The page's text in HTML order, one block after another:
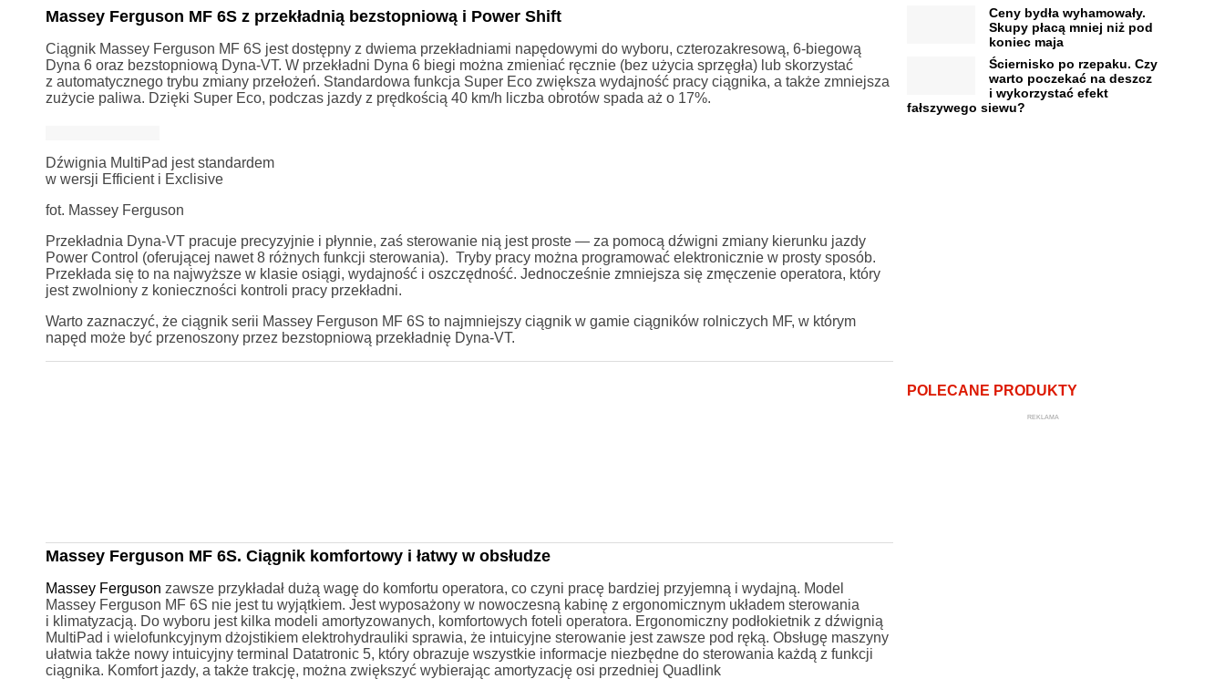
Massey Ferguson MF 6S z przekładnią bezstopniową i Power Shift
Ciągnik Massey Ferguson MF 6S jest dostępny z dwiema przekładniami napędowymi do wyboru, czterozakresową, 6-biegową
Dyna 6 oraz bezstopniową Dyna-VT. W przekładni Dyna 6 biegi można zmieniać ręcznie (bez użycia sprzęgła) lub skorzystać
z automatycznego trybu zmiany przełożeń. Standardowa funkcja Super Eco zwiększa wydajność pracy ciągnika, a także zmniejsza
zużycie paliwa. Dzięki Super Eco, podczas jazdy z prędkością 40 km/h liczba obrotów spada aż o 17%.
Dźwignia MultiPad jest standardem
w wersji Efficient i Exclisive
fot. Massey Ferguson
Przekładnia Dyna-VT pracuje precyzyjnie i płynnie, zaś sterowanie nią jest proste — za pomocą dźwigni zmiany kierunku jazdy
Power Control (oferującej nawet 8 różnych funkcji sterowania). Tryby pracy można programować elektronicznie w prosty sposób.
Przekłada się to na najwyższe w klasie osiągi, wydajność i oszczędność. Jednocześnie zmniejsza się zmęczenie operatora, który
jest zwolniony z konieczności kontroli pracy przekładni.
Warto zaznaczyć, że ciągnik serii Massey Ferguson MF 6S to najmniejszy ciągnik w gamie ciągników rolniczych MF, w którym
napęd może być przenoszony przez bezstopniową przekładnię Dyna-VT.
Massey Ferguson MF 6S. Ciągnik komfortowy i łatwy w obsłudze
Massey Ferguson zawsze przykładał dużą wagę do komfortu operatora, co czyni pracę bardziej przyjemną i wydajną. Model
Massey Ferguson MF 6S nie jest tu wyjątkiem. Jest wyposażony w nowoczesną kabinę z ergonomicznym układem sterowania
i klimatyzacją. Do wyboru jest kilka modeli amortyzowanych, komfortowych foteli operatora. Ergonomiczny podłokietnik z dźwignią
MultiPad i wielofunkcyjnym dżojstikiem elektrohydrauliki sprawia, że intuicyjne sterowanie jest zawsze pod ręką. Obsługę maszyny
ułatwia także nowy intuicyjny terminal Datatronic 5, który obrazuje wszystkie informacje niezbędne do sterowania każdą z funkcji
ciągnika. Komfort jazdy, a także trakcję, można zwiększyć wybierając amortyzację osi przedniej Quadlink
Ceny bydła wyhamowały.
Skupy płacą mniej niż pod
koniec maja
Ściernisko po rzepaku. Czy
warto poczekać na deszcz
i wykorzystać efekt
fałszywego siewu?
POLECANE PRODUKTY
REKLAMA